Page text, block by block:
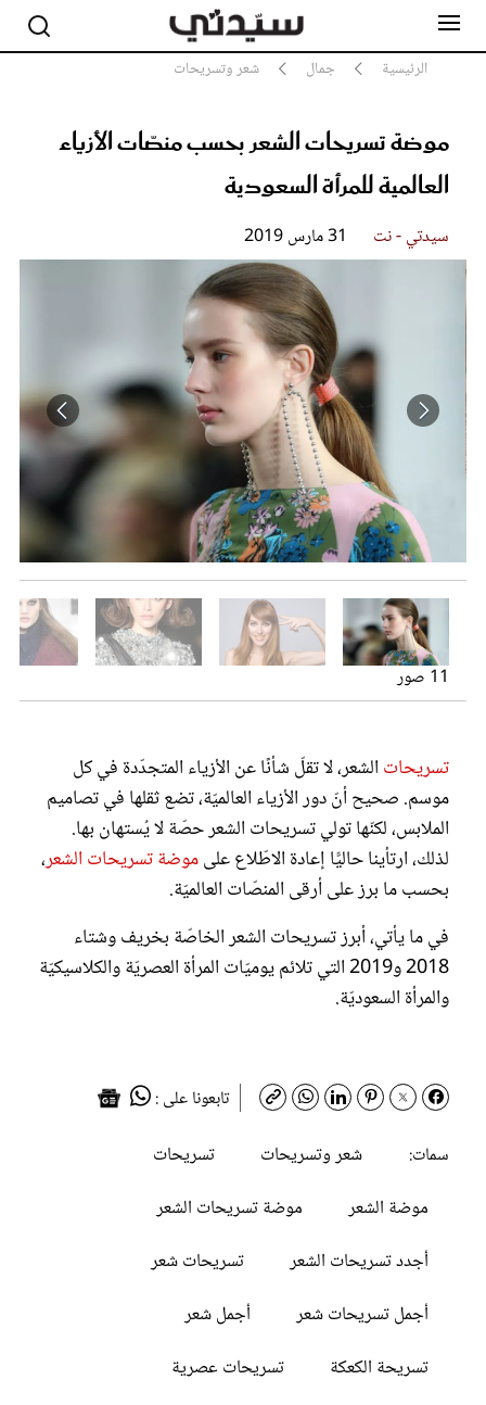
الرئيسية جمال شعر وتسريحات
موضة تسريحات الشعر بحسب منصّات الأزياء
العالمية للمرأة السعودية
سيدتي - نت 31 مارس 2019
موضة تسريحات الشعر
من عرض موسكينو تسريحة بأسلوب جاكي كينيدي
الشعر المنتفخ من الأعلىمع نصف رفعة
ما هي موضة تسريحات الشعر ؟
تسريحة ذيل الحصان
بيلا حديد والشعر المشدود إلى الخلف
الكعكة المبعثرة
الشعر المشدود إلى الخلف مع ألكسندر ماكوين
من عرض رالف أند روسو وتسريحة الشعر المشدود
التموجات
11 صور
تسريحات الشعر، لا تقلّ شأنًا عن الأزياء المتجدّدة في كل
موسم. صحيح أنّ دور الأزياء العالميّة، تضع ثقلها في تصاميم
الملابس، لكنّها تولي تسريحات الشعر حصّة لا يُستهان بها.
لذلك، ارتأينا حاليًّا إعادة الاطّلاع علىموضة تسريحات الشعر،
بحسب ما برز على أرقى المنصّات العالميّة.
في ما يأتي، أبرز تسريحات الشعر الخاصّة بخريف وشتاء
2018 و2019 التي تلائم يوميّات المرأة العصريّة والكلاسيكيّة
والمرأة السعوديّة.
تابعونا على :
سمات:
شعر وتسريحات
تسريحات
موضة الشعر
موضة تسريحات الشعر
أجدد تسريحات الشعر
تسريحات شعر
أجمل تسريحات شعر
أجمل شعر
تسريحة الكعكة
تسريحات عصرية
مشاهير
أناقة
صحة ورشاقة
سيدتي وطفلك
مقالات الرأي
عروس سيدتي
مجلة سيدتي
غلاف رفمي